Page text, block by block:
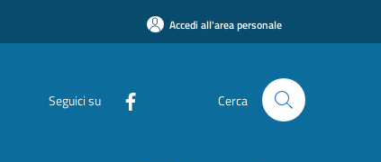
Accedi all'area personale
Seguici su Cerca